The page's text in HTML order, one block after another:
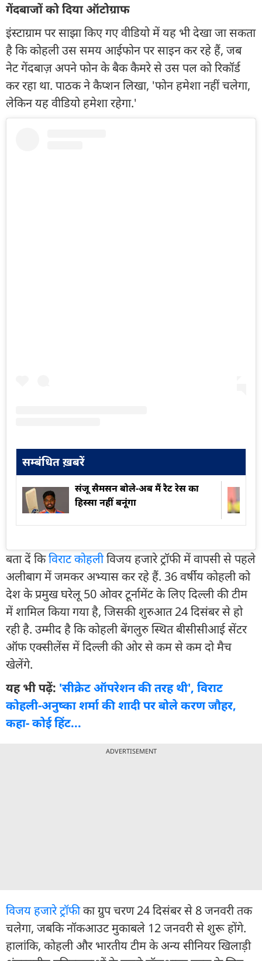
गेंदबाजों को दिया ऑटोग्राफ
इंस्टाग्राम पर साझा किए गए वीडियो में यह भी देखा जा सकता
है कि कोहली उस समय आईफोन पर साइन कर रहे हैं, जब
नेट गेंदबाज़ अपने फोन के बैक कैमरे से उस पल को रिकॉर्ड
कर रहा था. पाठक ने कैप्शन लिखा, 'फोन हमेशा नहीं चलेगा,
लेकिन यह वीडियो हमेशा रहेगा.'
सम्बंधित ख़बरें
संजू सैमसन बोले-अब मैं रैट रेस का
हिस्सा नहीं बनूंगा
बता दें किविराट कोहलीविजय हजारे ट्रॉफी में वापसी से पहले
अलीबाग में जमकर अभ्यास कर रहे हैं. 36 वर्षीय कोहली को
देश के प्रमुख घरेलू 50 ओवर टूर्नामेंट के लिए दिल्ली की टीम
में शामिल किया गया है, जिसकी शुरुआत 24 दिसंबर से हो
रही है. उम्मीद है कि कोहली बेंगलुरु स्थित बीसीसीआई सेंटर
ऑफ एक्सीलेंस में दिल्ली की ओर से कम से कम दो मैच
खेलेंगे.
यह भी पढ़ें: 'सीक्रेट ऑपरेशन की तरह थी', विराट
कोहली-अनुष्का शर्मा की शादी पर बोले करण जौहर,
कहा- कोई हिंट...
ADVERTISEMENT
विजय हजारे ट्रॉफीका ग्रुप चरण 24 दिसंबर से 8 जनवरी तक
चलेगा, जबकि नॉकआउट मुकाबले 12 जनवरी से शुरू होंगे.
हालांकि, कोहली और भारतीय टीम के अन्य सीनियर खिलाड़ी